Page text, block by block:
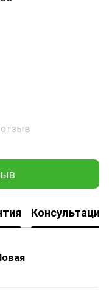
Консультация